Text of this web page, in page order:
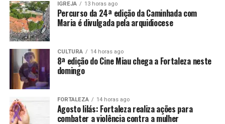
IGREJA 13 horas ago
Percurso da 24ª edição da Caminhada com
Maria é divulgada pela arquidiocese
CULTURA 14 horas ago
8ª edição do Cine Miau chega a Fortaleza neste
domingo
FORTALEZA 14 horas ago
Agosto lilás: Fortaleza realiza ações para
combater a violência contra a mulher